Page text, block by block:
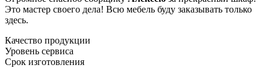
Это мастер своего дела! Всю мебель буду заказывать только
здесь.
Качество продукции
Уровень сервиса
Срок изготовления